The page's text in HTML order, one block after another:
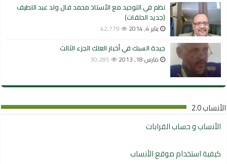
نظم في التوحيد مع الأستاذ محمد فال ولد عبد اللطيف
(جديد الحلقات)
يناير 4, 2014 42,779
جيدة السبك في أخبار العلك الجزء الثالث
مارس 18, 2013 30,285
الأنساب 2.0
الأنساب و حساب القرابات
كيفية استخدام موقع الأنساب